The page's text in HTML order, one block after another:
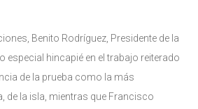
Benito Rodríguez, Presidente de la
especial hincapié en el trabajo reiterado
de la prueba como la más
de la isla, mientras que Francisco